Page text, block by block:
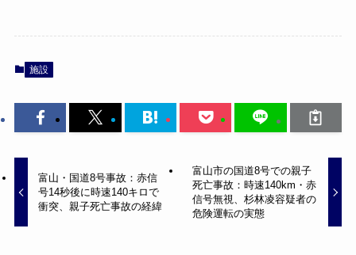
施設
富山・国道8号事故：赤信
号14秒後に時速140キロで
衝突、親子死亡事故の経緯
富山市の国道8号での親子
死亡事故：時速140km・赤
信号無視、杉林凌容疑者の
危険運転の実態